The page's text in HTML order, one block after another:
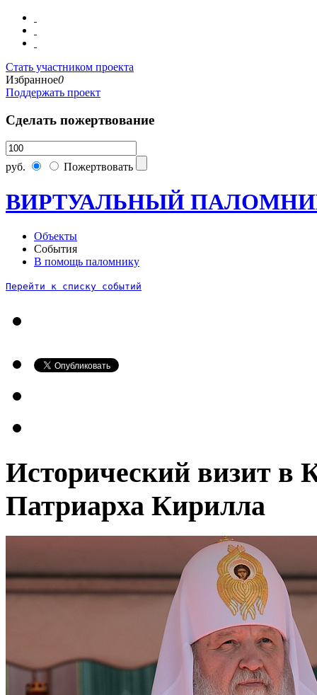
Стать участником проекта
Избранное0
Поддержать проект
Сделать пожертвование
руб. Пожертвовать
ВИРТУАЛЬНЫЙ
Объекты
События
В помощь паломнику
Перейти к списку событий
Исторический визит в
Патриарха Кирилла